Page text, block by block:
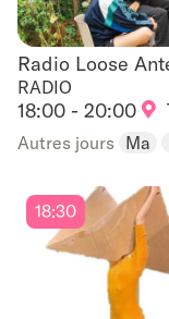
Radio Loose
Radio Loose
RADIO
18:00 - 20:00
Autres jours Ma
18:30